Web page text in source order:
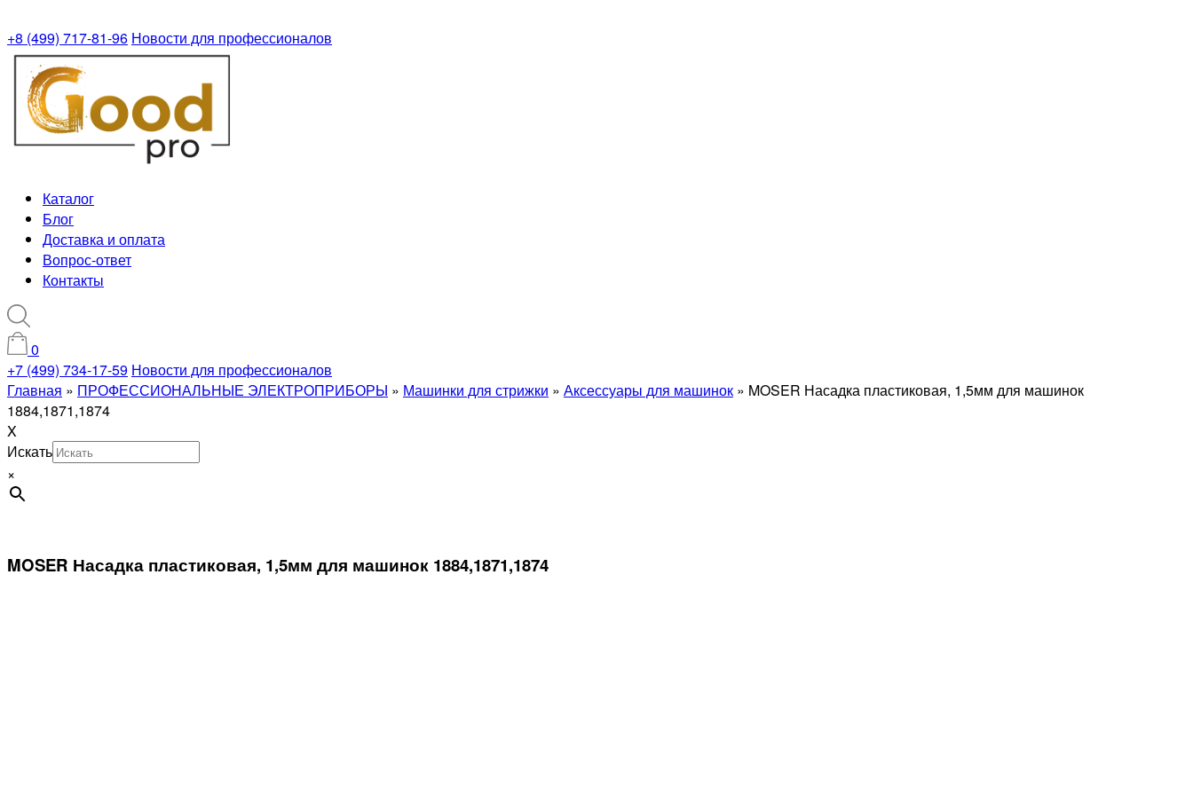
+8 (499) 717-81-96 Новости для профессионалов
Каталог
Блог
Доставка и оплата
Вопрос-ответ
Контакты
0
+7 (499) 734-17-59 Новости для профессионалов
Главная » ПРОФЕССИОНАЛЬНЫЕ ЭЛЕКТРОПРИБОРЫ » Машинки для стрижки » Аксессуары для машинок » MOSER Насадка пластиковая, 1,5мм для машинок
1884,1871,1874
X
Искать
×
MOSER Насадка пластиковая, 1,5мм для машинок 1884,1871,1874